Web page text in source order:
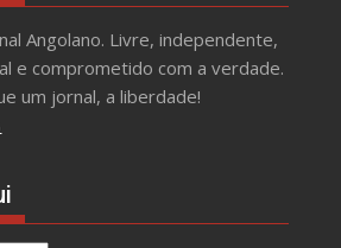
Angolano. Livre, independente,
e comprometido com a verdade.
um jornal, a liberdade!